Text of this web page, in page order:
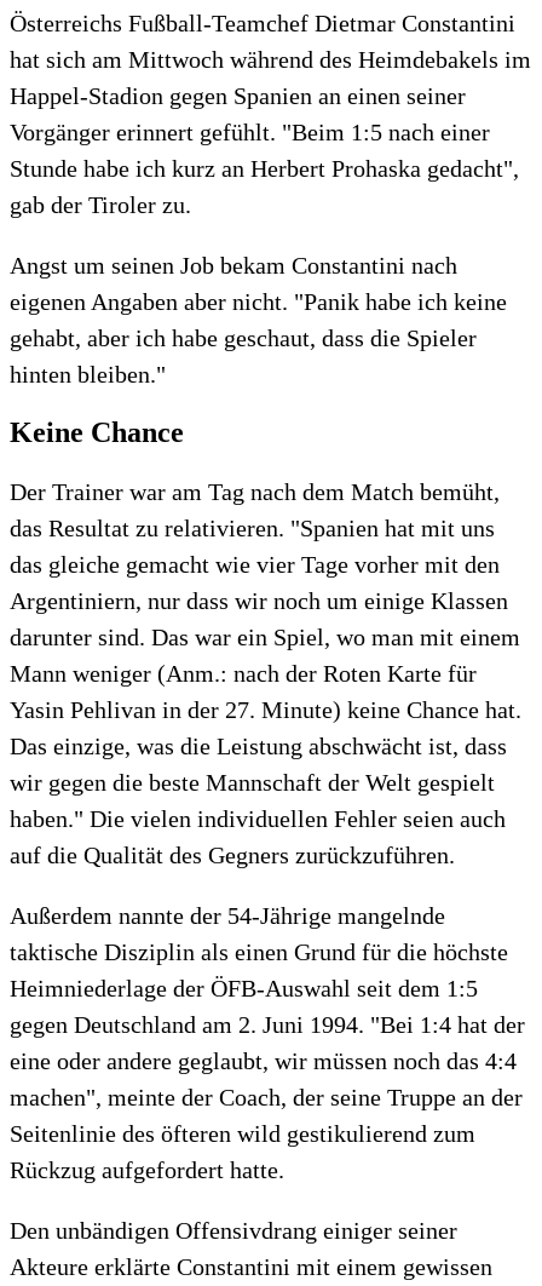
Österreichs Fußball-Teamchef Dietmar Constantini
hat sich am Mittwoch während des Heimdebakels im
Happel-Stadion gegen Spanien an einen seiner
Vorgänger erinnert gefühlt. "Beim 1:5 nach einer
Stunde habe ich kurz an Herbert Prohaska gedacht",
gab der Tiroler zu.
Angst um seinen Job bekam Constantini nach
eigenen Angaben aber nicht. "Panik habe ich keine
gehabt, aber ich habe geschaut, dass die Spieler
hinten bleiben."
Keine Chance
Der Trainer war am Tag nach dem Match bemüht,
das Resultat zu relativieren. "Spanien hat mit uns
das gleiche gemacht wie vier Tage vorher mit den
Argentiniern, nur dass wir noch um einige Klassen
darunter sind. Das war ein Spiel, wo man mit einem
Mann weniger (Anm.: nach der Roten Karte für
Yasin Pehlivan in der 27. Minute) keine Chance hat.
Das einzige, was die Leistung abschwächt ist, dass
wir gegen die beste Mannschaft der Welt gespielt
haben." Die vielen individuellen Fehler seien auch
auf die Qualität des Gegners zurückzuführen.
Außerdem nannte der 54-Jährige mangelnde
taktische Disziplin als einen Grund für die höchste
Heimniederlage der ÖFB-Auswahl seit dem 1:5
gegen Deutschland am 2. Juni 1994. "Bei 1:4 hat der
eine oder andere geglaubt, wir müssen noch das 4:4
machen", meinte der Coach, der seine Truppe an der
Seitenlinie des öfteren wild gestikulierend zum
Rückzug aufgefordert hatte.
Den unbändigen Offensivdrang einiger seiner
Akteure erklärte Constantini mit einem gewissen